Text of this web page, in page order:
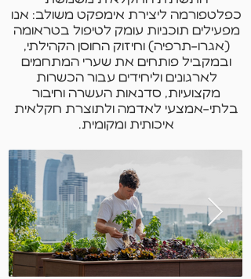
כפלטפורמה ליצירת אימפקט משולב: אנו
מפעילים תוכניות עומק לטיפול בטראומה
(אגרו-תרפיה) וחיזוק החוסן הקהילתי,
ובמקביל פותחים את שערי המתחמים
לארגונים וליחידים עבור הכשרות
מקצועיות, סדנאות העשרה וחיבור
בלתי-אמצעי לאדמה ולתוצרת חקלאית
איכותית ומקומית.